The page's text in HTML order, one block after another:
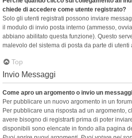
chiede di accedere come utente registrato?
Solo gli utenti registrati possono inviare
il modulo di invio posta interno (ammesso,
abbiano abilitato questa funzione). Questo
malevolo del sistema di posta da parte di utenti
Top
Invio Messaggi
Come apro un argomento o invio un
Per pubblicare un nuovo argomento in un
Per pubblicare una risposta ad un argomento,
avere bisogno di registrarti prima di poter
disponibili sono elencate in fondo alla pagina